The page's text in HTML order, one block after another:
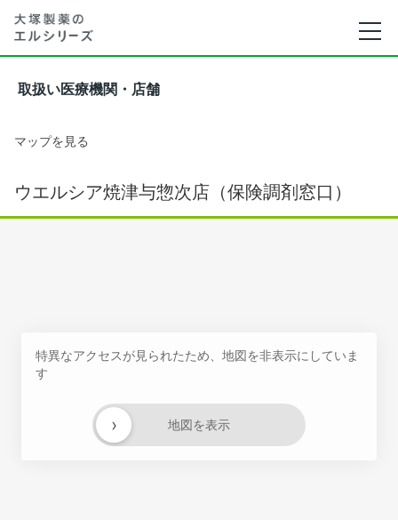
取扱い医療機関・店舗
マップを見る
ウエルシア焼津与惣次店（保険調剤窓口）
特異なアクセスが見られたため、地図を非表示にしていま
す
地図を表示
›